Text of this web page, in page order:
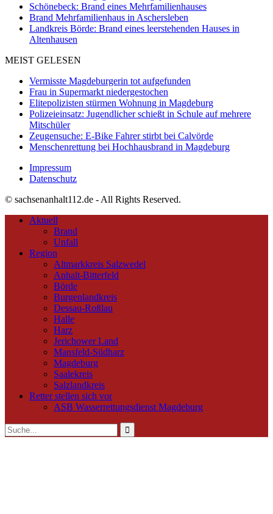
Schönebeck: Brand eines Mehrfamilienhauses
Brand Mehrfamilienhaus in Aschersleben
Landkreis Börde: Brand eines leerstehenden Hauses in
Altenhausen
MEIST GELESEN
Vermisste Magdeburgerin tot aufgefunden
Frau in Supermarkt niedergestochen
Elitepolizisten stürmen Wohnung in Magdeburg
Polizeieinsatz: Jugendlicher schießt in Schule auf mehrere
Mitschüler
Zeugensuche: E-Bike Fahrer stirbt bei Calvörde
Menschenrettung bei Hochhausbrand in Magdeburg
Impressum
Datenschutz
© sachsenanhalt112.de - All Rights Reserved.
Aktuell
Brand
Unfall
Region
Altmarkkreis Salzwedel
Anhalt-Bitterfeld
Börde
Burgenlandkreis
Dessau-Roßlau
Halle
Harz
Jerichower Land
Mansfeld-Südharz
Magdeburg
Saalekreis
Salzlandkreis
Retter stellen sich vor
ASB Wasserrettungsdienst Magdeburg